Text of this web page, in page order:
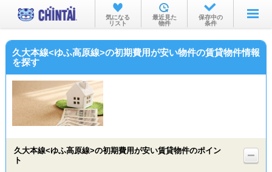
お部屋を探す
沿線・駅から
不動産会社から
気になる
リスト
最近見た
物件
保存中の
条件
久大本線<ゆふ高原線>の初期費用が安い物件の賃貸物件情報
を探す
久大本線<ゆふ高原線>の初期費用が安い賃貸物件のポイン
ト